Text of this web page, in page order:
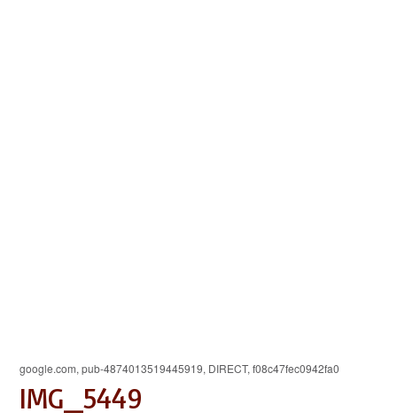
google.com, pub-4874013519445919, DIRECT, f08c47fec0942fa0
IMG_5449